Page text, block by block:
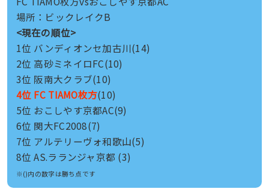
場所：ビックレイクB
<現在の順位>
1位 バンディオンセ加古川(14)
2位 高砂ミネイロFC(10)
3位 阪南大クラブ(10)
4位 FC TIAMO枚方(10)
5位 おこしやす京都AC(9)
6位 関大FC2008(7)
7位 アルテリーヴォ和歌山(5)
8位 AS.ラランジャ京都 (3)
※()内の数字は勝ち点です